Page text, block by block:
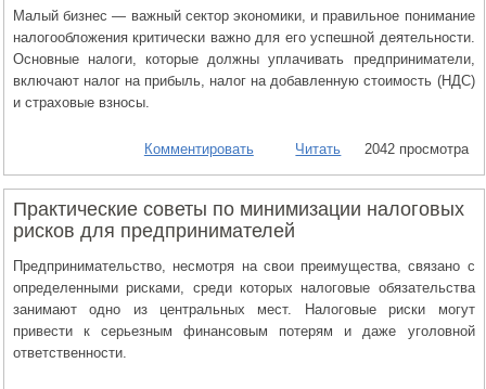
Малый бизнес — важный сектор экономики, и правильное понимание
налогообложения критически важно для его успешной деятельности.
Основные налоги, которые должны уплачивать предприниматели,
включают налог на прибыль, налог на добавленную стоимость (НДС)
и страховые взносы.
Комментировать Читать 2042 просмотра
Практические советы по минимизации налоговых
рисков для предпринимателей
Предпринимательство, несмотря на свои преимущества, связано с
определенными рисками, среди которых налоговые обязательства
занимают одно из центральных мест. Налоговые риски могут
привести к серьезным финансовым потерям и даже уголовной
ответственности.